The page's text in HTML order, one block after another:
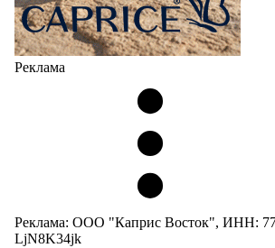
Реклама
Реклама: ООО "Каприс Восток", ИНН:
LjN8K34jk